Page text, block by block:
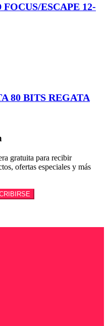
ESCAPE 12-
80 BITS REGATA
gratuita para recibir
ofertas especiales y más